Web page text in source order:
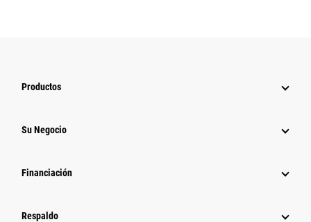
Productos
Su Negocio
Financiación
Respaldo